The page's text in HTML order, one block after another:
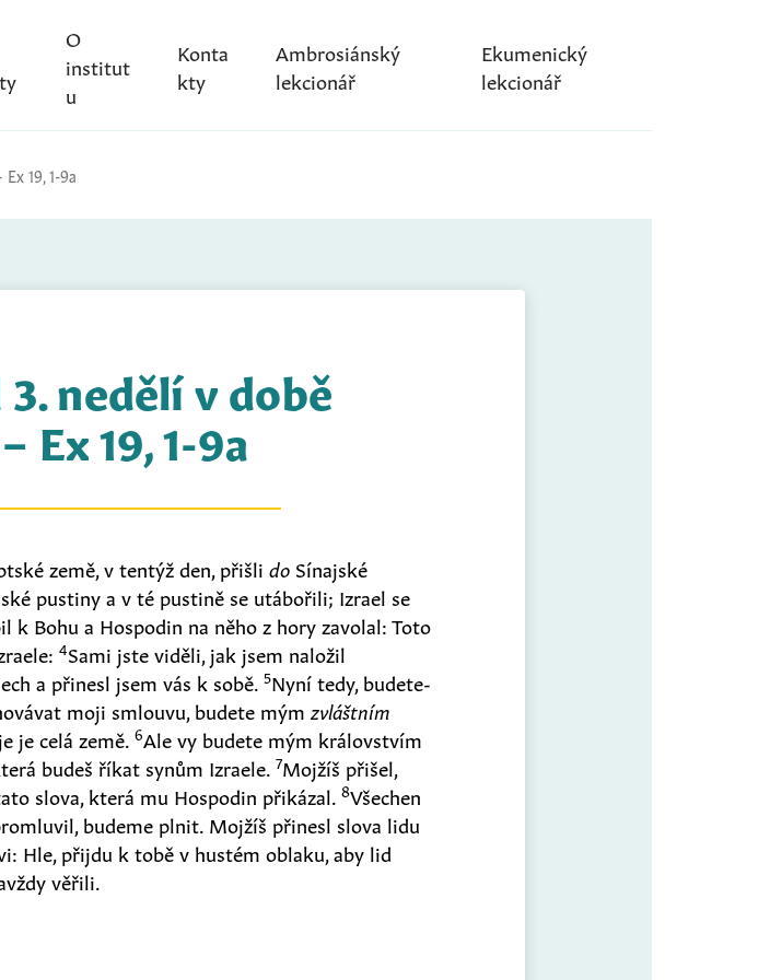
O
institut
u
Konta
kty
Ambrosiánský
lekcionář
Ekumenický
lekcionář
19, 1-9a
nedělí v době
Ex 19, 1-9a
země, v tentýž den, přišlido Sínajské
pustiny a v té pustině se utábořili; Izrael se
k Bohu a Hospodin na něho z hory zavolal: Toto
4Sami jste viděli, jak jsem naložil
a přinesl jsem vás k sobě.5Nyní tedy, budete-
moji smlouvu, budete mým zvláštním
je celá země.6Ale vy budete mým královstvím
budeš říkat synům Izraele.7Mojžíš přišel,
slova, která mu Hospodin přikázal.8Všechen
budeme plnit. Mojžíš přinesl slova lidu
Hle, přijdu k tobě v hustém oblaku, aby lid
věřili.